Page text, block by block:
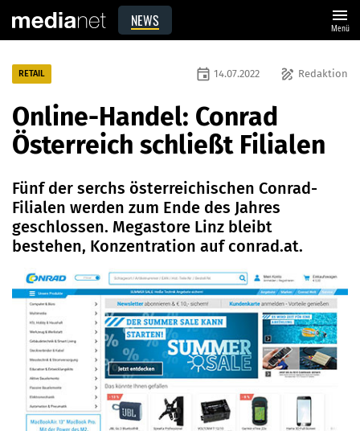
NEWS menu
Menü
RETAIL draw Redaktion
event 14.07.2022
Online-Handel: Conrad
Österreich schließt Filialen
Fünf der serchs österreichischen Conrad-
Filialen werden zum Ende des Jahres
geschlossen. Megastore Linz bleibt
bestehen, Konzentration auf conrad.at.